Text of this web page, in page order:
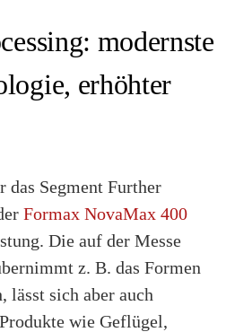
modernste
erhöhter
das Segment Further
Formax NovaMax 400
Die auf der Messe
z. B. das Formen
lässt sich aber auch
wie Geflügel,